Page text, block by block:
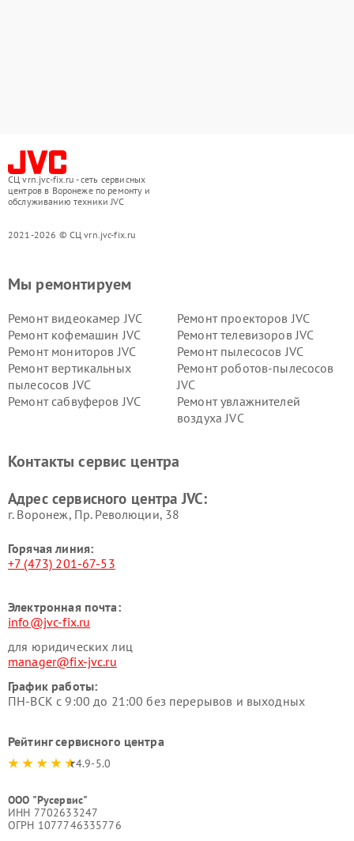
СЦ vrn.jvc-fix.ru - сеть сервисных
центров в Воронеже по ремонту и
обслуживанию техники JVC
2021-2026 © СЦ vrn.jvc-fix.ru
Мы ремонтируем
Ремонт видеокамер JVC
Ремонт проекторов JVC
Ремонт кофемашин JVC
Ремонт телевизоров JVC
Ремонт мониторов JVC
Ремонт пылесосов JVC
Ремонт вертикальных
пылесосов JVC
Ремонт роботов-пылесосов
JVC
Ремонт сабвуферов JVC
Ремонт увлажнителей
воздуха JVC
Контакты сервис центра
Адрес сервисного центра JVC:
г. Воронеж, Пр. Революции, 38
Горячая линия:
+7 (473) 201-67-53
Электронная почта:
info@jvc-fix.ru
для юридических лиц
manager@fix-jvc.ru
График работы:
ПН-ВСК с 9:00 до 21:00 без перерывов и выходных
Рейтинг сервисного центра
4.9-5.0
ООО "Русервис"
ИНН 7702633247
ОГРН 1077746335776